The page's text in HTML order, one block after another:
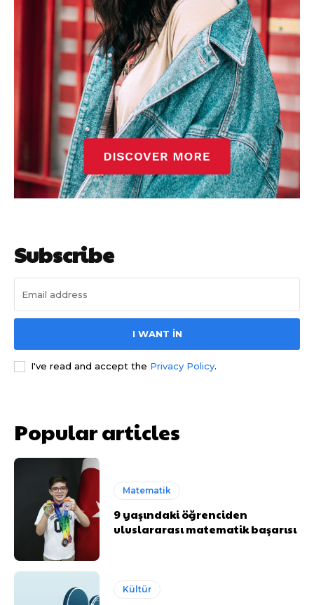
Subscribe
I WANT IN
I've read and accept the Privacy Policy.
Popular articles
Matematik
9 yaşındaki öğrenciden
uluslararası matematik başarısı
Kültür